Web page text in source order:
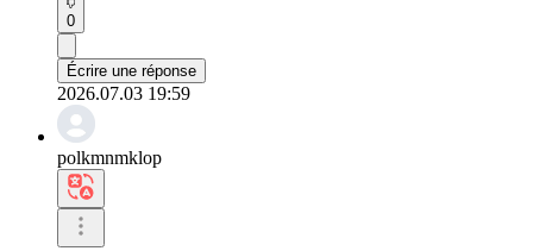
0
Écrire une réponse
2026.07.03 19:59
polkmnmklop